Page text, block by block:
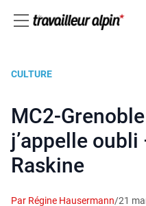
CULTURE
MC2-
j’appelle
Raskine
Par Régine Hausermann/21